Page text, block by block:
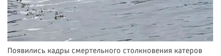
Появились кадры смертельного столкновения катеров